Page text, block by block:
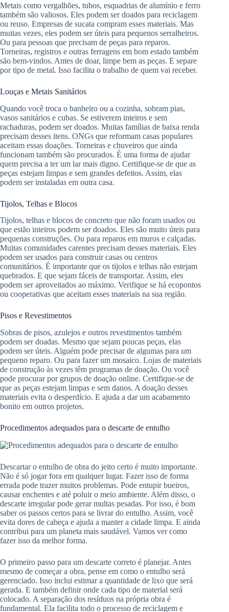
Metais como vergalhões, tubos, esquadrias de alumínio e ferro
também são valiosos. Eles podem ser doados para reciclagem
ou reuso. Empresas de sucata compram esses materiais. Mas
muitas vezes, eles podem ser úteis para pequenos serralheiros.
Ou para pessoas que precisam de peças para reparos.
Torneiras, registros e outras ferragens em bom estado também
são bem-vindos. Antes de doar, limpe bem as peças. E separe
por tipo de metal. Isso facilita o trabalho de quem vai receber.
Louças e Metais Sanitários
Quando você troca o banheiro ou a cozinha, sobram pias,
vasos sanitários e cubas. Se estiverem inteiros e sem
rachaduras, podem ser doados. Muitas famílias de baixa renda
precisam desses itens. ONGs que reformam casas populares
aceitam essas doações. Torneiras e chuveiros que ainda
funcionam também são procurados. É uma forma de ajudar
quem precisa a ter um lar mais digno. Certifique-se de que as
peças estejam limpas e sem grandes defeitos. Assim, elas
podem ser instaladas em outra casa.
Tijolos, Telhas e Blocos
Tijolos, telhas e blocos de concreto que não foram usados ou
que estão inteiros podem ser doados. Eles são muito úteis para
pequenas construções. Ou para reparos em muros e calçadas.
Muitas comunidades carentes precisam desses materiais. Eles
podem ser usados para construir casas ou centros
comunitários. É importante que os tijolos e telhas não estejam
quebrados. E que sejam fáceis de transportar. Assim, eles
podem ser aproveitados ao máximo. Verifique se há ecopontos
ou cooperativas que aceitam esses materiais na sua região.
Pisos e Revestimentos
Sobras de pisos, azulejos e outros revestimentos também
podem ser doadas. Mesmo que sejam poucas peças, elas
podem ser úteis. Alguém pode precisar de algumas para um
pequeno reparo. Ou para fazer um mosaico. Lojas de materiais
de construção às vezes têm programas de doação. Ou você
pode procurar por grupos de doação online. Certifique-se de
que as peças estejam limpas e sem danos. A doação desses
materiais evita o desperdício. E ajuda a dar um acabamento
bonito em outros projetos.
Procedimentos adequados para o descarte de entulho
Descartar o entulho de obra do jeito certo é muito importante.
Não é só jogar fora em qualquer lugar. Fazer isso de forma
errada pode trazer muitos problemas. Pode entupir bueiros,
causar enchentes e até poluir o meio ambiente. Além disso, o
descarte irregular pode gerar multas pesadas. Por isso, é bom
saber os passos certos para se livrar do entulho. Assim, você
evita dores de cabeça e ajuda a manter a cidade limpa. E ainda
contribui para um planeta mais saudável. Vamos ver como
fazer isso da melhor forma.
O primeiro passo para um descarte correto é planejar. Antes
mesmo de começar a obra, pense em como o entulho será
gerenciado. Isso inclui estimar a quantidade de lixo que será
gerada. E também definir onde cada tipo de material será
colocado. A separação dos resíduos na própria obra é
fundamental. Ela facilita todo o processo de reciclagem e